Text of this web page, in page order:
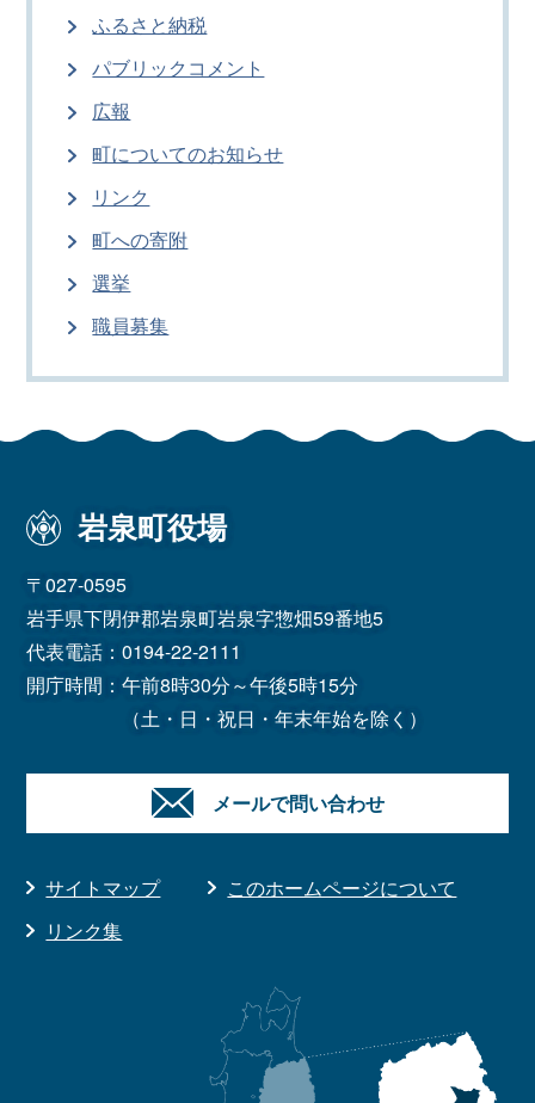
ふるさと納税
パブリックコメント
広報
町についてのお知らせ
リンク
町への寄附
選挙
職員募集
岩泉町役場
〒027-0595
岩手県下閉伊郡岩泉町岩泉字惣畑59番地5
代表電話：0194-22-2111
開庁時間：午前8時30分～午後5時15分
（土・日・祝日・年末年始を除く）
メールで問い合わせ
サイトマップ
このホームページについて
リンク集